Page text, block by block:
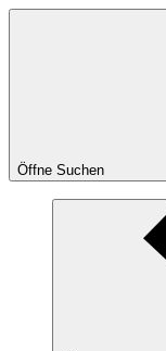
Öffne Suchen